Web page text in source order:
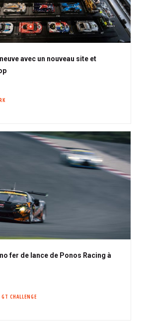
avec un nouveau site et
fer de lance de Ponos Racing à
CHALLENGE